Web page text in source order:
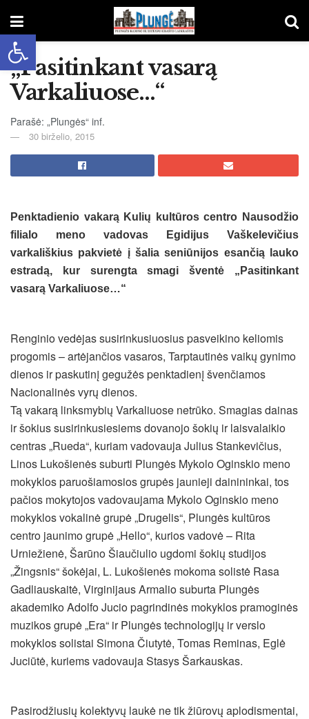
Open toolbar
„Pasitinkant vasarą
Varkaliuose…“
Parašė: „Plungės“ inf.
30 birželio, 2015
Penktadienio vakarą Kulių kultūros centro Nausodžio
filialo meno vadovas Egidijus Vaškelevičius
varkališkius pakvietė į šalia seniūnijos esančią lauko
estradą, kur surengta smagi šventė „Pasitinkant
vasarą Varkaliuose…“
Renginio vedėjas susirinkusiuosius pasveikino keliomis
progomis – artėjančios vasaros, Tarptautinės vaikų gynimo
dienos ir paskutinį gegužės penktadienį švenčiamos
Nacionalinės vyrų dienos.
Tą vakarą linksmybių Varkaliuose netrūko. Smagias dainas
ir šokius susirinkusiesiems dovanojo šokių ir laisvalaikio
centras „Rueda“, kuriam vadovauja Julius Stankevičius,
Linos Lukošienės suburti Plungės Mykolo Oginskio meno
mokyklos paruošiamosios grupės jaunieji dainininkai, tos
pačios mokytojos vadovaujama Mykolo Oginskio meno
mokyklos vokalinė grupė „Drugelis“, Plungės kultūros
centro jaunimo grupė „Hello“, kurios vadovė – Rita
Urniežienė, Šarūno Šiaučiulio ugdomi šokių studijos
„Žingsnis“ šokėjai, L. Lukošienės mokoma solistė Rasa
Gadliauskaitė, Virginijaus Armalio suburta Plungės
akademiko Adolfo Jucio pagrindinės mokyklos pramoginės
muzikos grupė „Era“ ir Plungės technologijų ir verslo
mokyklos solistai Simona Čiutytė, Tomas Reminas, Eglė
Juciūtė, kuriems vadovauja Stasys Šarkauskas.
Pasirodžiusių kolektyvų laukė ne tik žiūrovų aplodismentai,